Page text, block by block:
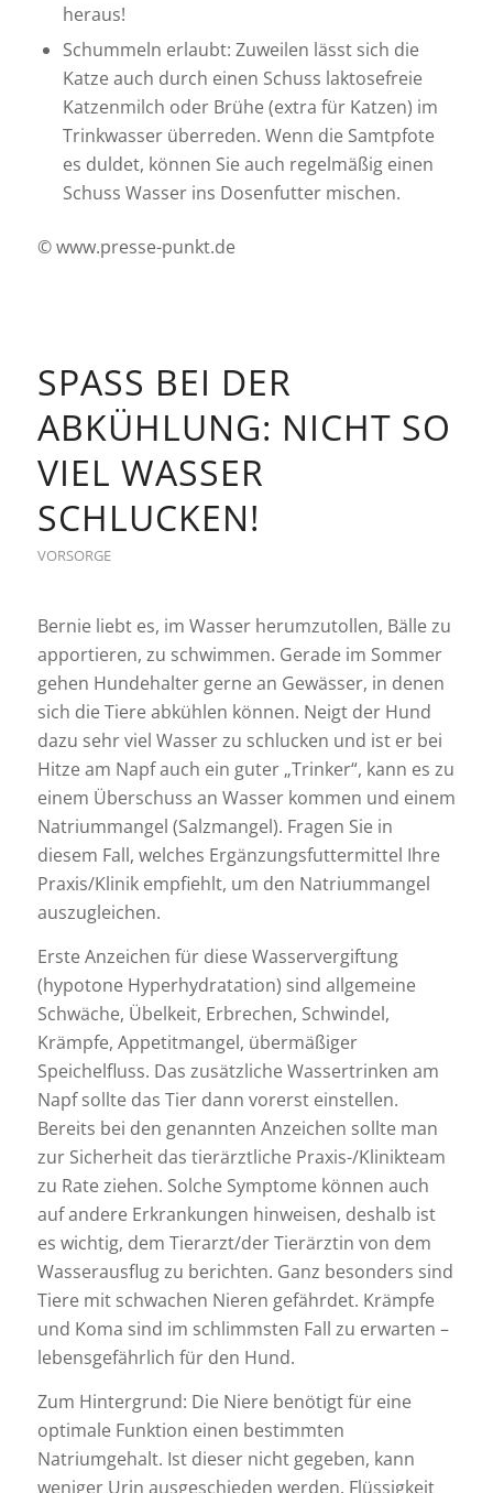
heraus!
Schummeln erlaubt: Zuweilen lässt sich die
Katze auch durch einen Schuss laktosefreie
Katzenmilch oder Brühe (extra für Katzen) im
Trinkwasser überreden. Wenn die Samtpfote
es duldet, können Sie auch regelmäßig einen
Schuss Wasser ins Dosenfutter mischen.
© www.presse-punkt.de
SPASS BEI DER A
BKÜHLUNG: NICHT SO V
IEL WASSER S
CHLUCKEN!
VORSORGE
Bernie liebt es, im Wasser herumzutollen, Bälle zu
apportieren, zu schwimmen. Gerade im Sommer
gehen Hundehalter gerne an Gewässer, in denen
sich die Tiere abkühlen können. Neigt der Hund
dazu sehr viel Wasser zu schlucken und ist er bei
Hitze am Napf auch ein guter „Trinker“, kann es zu
einem Überschuss an Wasser kommen und einem
Natriummangel (Salzmangel). Fragen Sie in
diesem Fall, welches Ergänzungsfuttermittel Ihre
Praxis/Klinik empfiehlt, um den Natriummangel
auszugleichen.
Erste Anzeichen für diese Wasservergiftung
(hypotone Hyperhydratation) sind allgemeine
Schwäche, Übelkeit, Erbrechen, Schwindel,
Krämpfe, Appetitmangel, übermäßiger
Speichelfluss. Das zusätzliche Wassertrinken am
Napf sollte das Tier dann vorerst einstellen.
Bereits bei den genannten Anzeichen sollte man
zur Sicherheit das tierärztliche Praxis-/Klinikteam
zu Rate ziehen. Solche Symptome können auch
auf andere Erkrankungen hinweisen, deshalb ist
es wichtig, dem Tierarzt/der Tierärztin von dem
Wasserausflug zu berichten. Ganz besonders sind
Tiere mit schwachen Nieren gefährdet. Krämpfe
und Koma sind im schlimmsten Fall zu erwarten –
lebensgefährlich für den Hund.
Zum Hintergrund: Die Niere benötigt für eine
optimale Funktion einen bestimmten
Natriumgehalt. Ist dieser nicht gegeben, kann
weniger Urin ausgeschieden werden. Flüssigkeit